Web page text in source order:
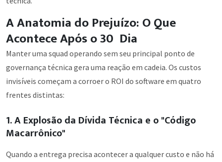
A Anatomia do Prejuízo: O Que
Acontece Após o 30º Dia
Manter uma squad operando sem seu principal ponto de
governança técnica gera uma reação em cadeia. Os custos
invisíveis começam a corroer o ROI do software em quatro
frentes distintas:
1. A Explosão da Dívida Técnica e o "Código
Macarrônico"
Quando a entrega precisa acontecer a qualquer custo e não há